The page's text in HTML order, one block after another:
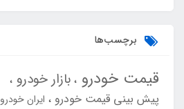
برچسب‌ها
قیمت خودرو بازار خودرو
پیش بینی قیمت خودرو ایران خودرو